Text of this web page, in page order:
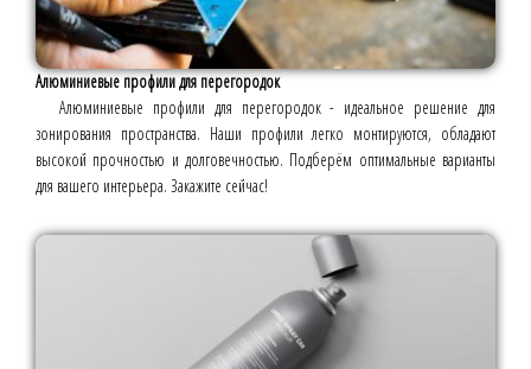
Алюминиевые профили для перегородок
Алюминиевые профили для перегородок - идеальное решение для
зонирования пространства. Наши профили легко монтируются, обладают
высокой прочностью и долговечностью. Подберём оптимальные варианты
для вашего интерьера. Закажите сейчас!